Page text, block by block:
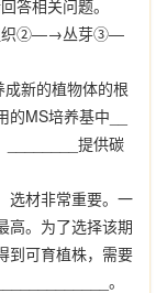
答相关问题。
②―→丛芽③―
新的植物体的根
的MS培养基中
提供碳
选材非常重要。一
高。为了选择该期
到可育植株，需要
。